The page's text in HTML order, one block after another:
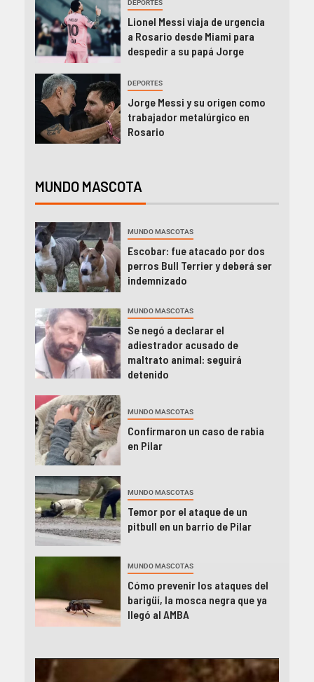
DEPORTES
Lionel Messi viaja de urgencia
a Rosario desde Miami para
despedir a su papá Jorge
DEPORTES
Jorge Messi y su origen como
trabajador metalúrgico en
Rosario
MUNDO MASCOTA
MUNDO MASCOTAS
Escobar: fue atacado por dos
perros Bull Terrier y deberá ser
indemnizado
MUNDO MASCOTAS
Se negó a declarar el
adiestrador acusado de
maltrato animal: seguirá
detenido
MUNDO MASCOTAS
Confirmaron un caso de rabia
en Pilar
MUNDO MASCOTAS
Temor por el ataque de un
pitbull en un barrio de Pilar
MUNDO MASCOTAS
Cómo prevenir los ataques del
barigüí, la mosca negra que ya
llegó al AMBA